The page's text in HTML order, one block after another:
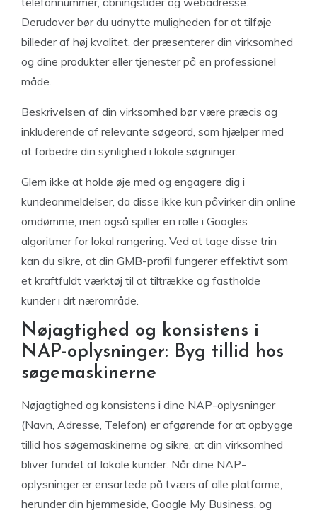
Derudover bør du udnytte muligheden for at tilføje
billeder af høj kvalitet, der præsenterer din virksomhed
og dine produkter eller tjenester på en professionel
måde.
Beskrivelsen af din virksomhed bør være præcis og
inkluderende af relevante søgeord, som hjælper med
at forbedre din synlighed i lokale søgninger.
Glem ikke at holde øje med og engagere dig i
kundeanmeldelser, da disse ikke kun påvirker din online
omdømme, men også spiller en rolle i Googles
algoritmer for lokal rangering. Ved at tage disse trin
kan du sikre, at din GMB-profil fungerer effektivt som
et kraftfuldt værktøj til at tiltrække og fastholde
kunder i dit nærområde.
Nøjagtighed og konsistens i
NAP-oplysninger: Byg tillid hos
søgemaskinerne
Nøjagtighed og konsistens i dine NAP-oplysninger
(Navn, Adresse, Telefon) er afgørende for at opbygge
tillid hos søgemaskinerne og sikre, at din virksomhed
bliver fundet af lokale kunder. Når dine NAP-
oplysninger er ensartede på tværs af alle platforme,
herunder din hjemmeside, Google My Business, og